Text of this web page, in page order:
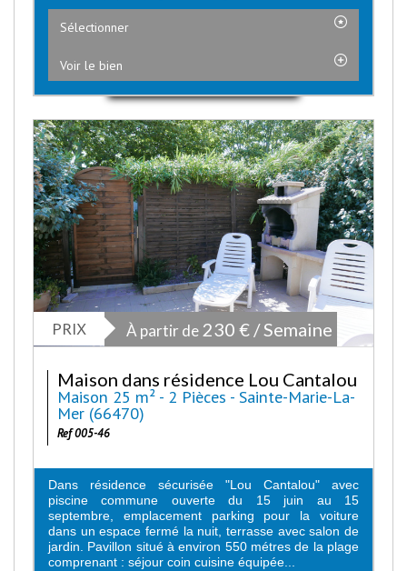
Sélectionner
Voir le bien
PRIX À partir de 230 € / Semaine
Maison dans résidence Lou Cantalou
Maison 25 m² - 2 Pièces - Sainte-Marie-La-
Mer (66470)
Ref 005-46
Dans résidence sécurisée "Lou Cantalou" avec
piscine commune ouverte du 15 juin au 15
septembre, emplacement parking pour la voiture
dans un espace fermé la nuit, terrasse avec salon de
jardin. Pavillon situé à environ 550 métres de la plage
comprenant : séjour coin cuisine équipée...